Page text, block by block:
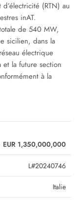
(RTN) au
inAT.
de 540 MW,
sicilien, dans la
électrique
et la future section
à la
EUR 1,350,000,000
L#20240746
Italie